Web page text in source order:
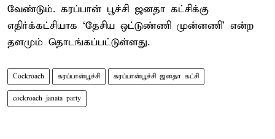
வேண்டும். கரப்பான் பூச்சி ஜனதா கட்சிக்கு
எதிர்க்கட்சியாக ‘தேசிய ஒட்டுண்ணி முன்னணி’ என்ற
தளமும் தொடங்கப்பட்டுள்ளது.
Cockroach கரப்பான்பூச்சி கரப்பான்பூச்சி ஜனதா கட்சி
cockroach janata party